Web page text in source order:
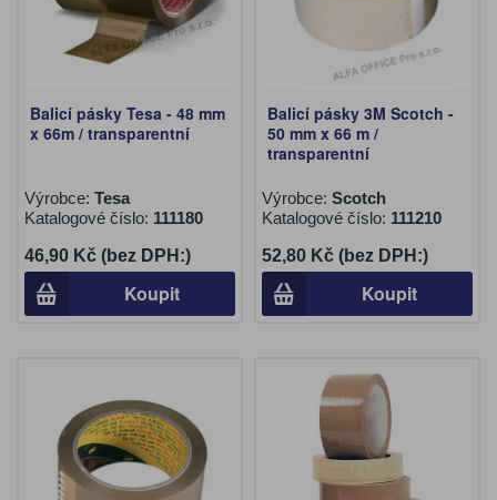
Balicí pásky Tesa - 48 mm
x 66m / transparentní
Výrobce: Tesa
Katalogové číslo: 111180
46,90 Kč (bez DPH:)
Koupit
Balicí pásky 3M Scotch -
50 mm x 66 m /
transparentní
Výrobce: Scotch
Katalogové číslo: 111210
52,80 Kč (bez DPH:)
Koupit